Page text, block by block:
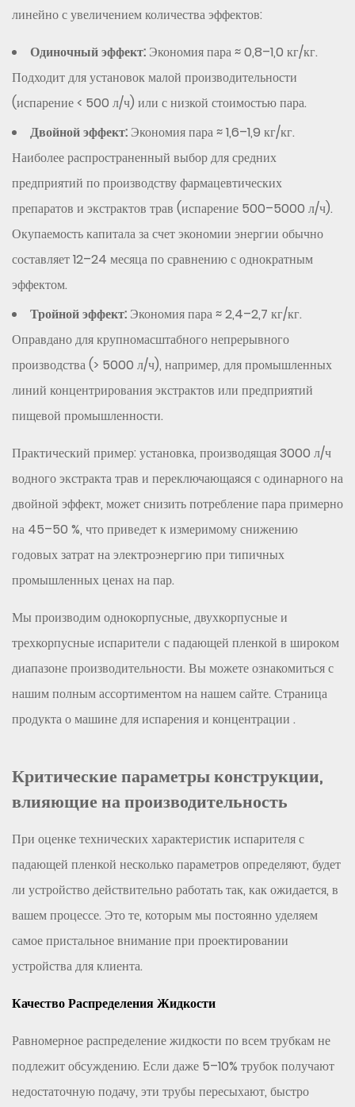
8
испарители
с
падающей
производственные
возможности
линейно с увеличением количества эффектов:
Одиночный эффект: Экономия пара ≈ 0,8–1,0 кг/кг.
Подходит для установок малой производительности
(испарение < 500 л/ч) или с низкой стоимостью пара.
Двойной эффект: Экономия пара ≈ 1,6–1,9 кг/кг.
Наиболее распространенный выбор для средних
предприятий по производству фармацевтических
препаратов и экстрактов трав (испарение 500–5000 л/ч).
Окупаемость капитала за счет экономии энергии обычно
составляет 12–24 месяца по сравнению с однократным
эффектом.
Тройной эффект: Экономия пара ≈ 2,4–2,7 кг/кг.
Оправдано для крупномасштабного непрерывного
производства (> 5000 л/ч), например, для промышленных
линий концентрирования экстрактов или предприятий
пищевой промышленности.
Практический пример: установка, производящая 3000 л/ч
водного экстракта трав и переключающаяся с одинарного на
двойной эффект, может снизить потребление пара примерно
на 45–50 %, что приведет к измеримому снижению
годовых затрат на электроэнергию при типичных
промышленных ценах на пар.
Мы производим однокорпусные, двухкорпусные и
трехкорпусные испарители с падающей пленкой в ​​широком
диапазоне производительности. Вы можете ознакомиться с
нашим полным ассортиментом на нашем сайте. Страница
продукта о машине для испарения и концентрации .
Критические параметры конструкции,
влияющие на производительность
При оценке технических характеристик испарителя с
падающей пленкой несколько параметров определяют, будет
ли устройство действительно работать так, как ожидается, в
вашем процессе. Это те, которым мы постоянно уделяем
самое пристальное внимание при проектировании
устройства для клиента.
Качество Распределения Жидкости
Равномерное распределение жидкости по всем трубкам не
подлежит обсуждению. Если даже 5–10% трубок получают
недостаточную подачу, эти трубы пересыхают, быстро